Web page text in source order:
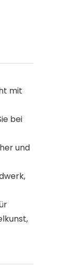
mit
bei
und